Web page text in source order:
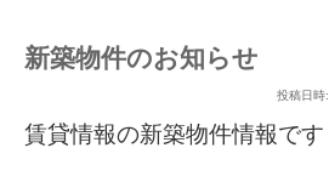
新築物件のお知らせ
投稿日時:
賃貸情報の新築物件情報です